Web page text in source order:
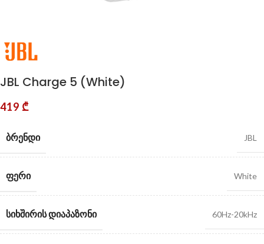
JBL Charge 5 (White)
419 ₾
ᲑᲠᲔᲜᲓᲘ JBL
ᲤᲔᲠᲘ White
ᲡᲘᲮᲨᲘᲠᲘᲡ ᲓᲘᲐᲞᲐᲖᲝᲜᲘ 60Hz-20kHz